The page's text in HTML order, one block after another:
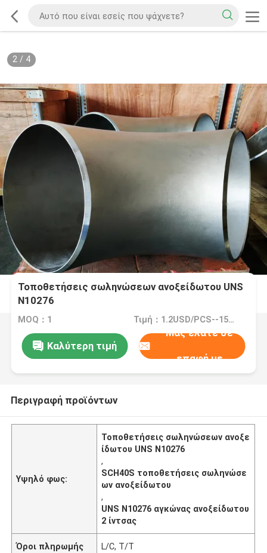
2/ 4
Τοποθετήσεις σωληνώσεων ανοξείδωτου UNS
N10276
MOQ：1 Τιμή：1.2USD/PCS--15000/PCS
Καλύτερη τιμή
Μας ελάτε σε
επαφή με
Περιγραφή προϊόντων
Υψηλό φως:
Τοποθετήσεις σωληνώσεων ανοξε
ίδωτου UNS N10276
,
SCH40S τοποθετήσεις σωληνώσε
ων ανοξείδωτου
,
UNS N10276 αγκώνας ανοξείδωτου
2 ίντσας
Όροι πληρωμής L/C, T/T